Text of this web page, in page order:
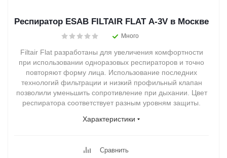
Респиратор ESAB FILTAIR FLAT A-3V в Москве
Много
Filtair Flat разработаны для увеличения комфортности
при использовании одноразовых респираторов и точно
повторяют форму лица. Использование последних
технологий фильтрации и низкий профильный клапан
позволили уменьшить сопротивление при дыхании. Цвет
респиратора соответствует разным уровням защиты.
Характеристики
Сравнить